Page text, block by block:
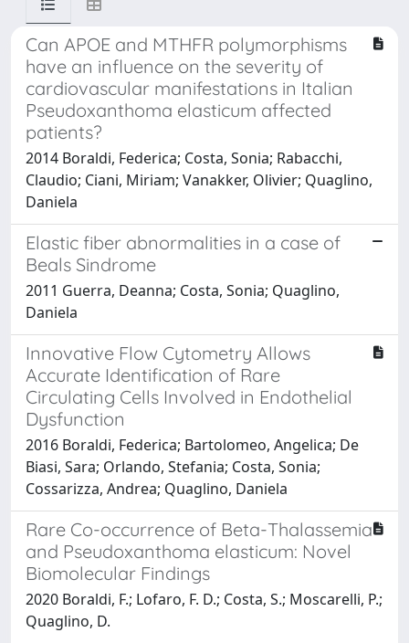
Can APOE and MTHFR polymorphisms
have an influence on the severity of
cardiovascular manifestations in Italian
Pseudoxanthoma elasticum affected
patients?
2014 Boraldi, Federica; Costa, Sonia; Rabacchi,
Claudio; Ciani, Miriam; Vanakker, Olivier; Quaglino,
Daniela
Elastic fiber abnormalities in a case of
Beals Sindrome
2011 Guerra, Deanna; Costa, Sonia; Quaglino,
Daniela
Innovative Flow Cytometry Allows
Accurate Identification of Rare
Circulating Cells Involved in Endothelial
Dysfunction
2016 Boraldi, Federica; Bartolomeo, Angelica; De
Biasi, Sara; Orlando, Stefania; Costa, Sonia;
Cossarizza, Andrea; Quaglino, Daniela
Rare Co-occurrence of Beta-Thalassemia
and Pseudoxanthoma elasticum: Novel
Biomolecular Findings
2020 Boraldi, F.; Lofaro, F. D.; Costa, S.; Moscarelli, P.;
Quaglino, D.